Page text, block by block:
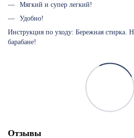
Мягкий и супер легкий!
Удобно!
Инструкция по уходу: Бережная стирка.
барабане!
Отзывы